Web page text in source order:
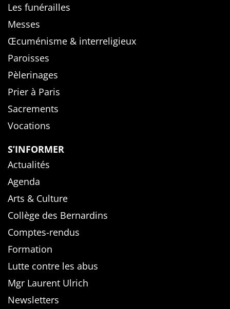
Les funérailles
Messes
Œcuménisme & interreligieux
Paroisses
Pèlerinages
Prier à Paris
Sacrements
Vocations
S’INFORMER
Actualités
Agenda
Arts & Culture
Collège des Bernardins
Comptes-rendus
Formation
Lutte contre les abus
Mgr Laurent Ulrich
Newsletters